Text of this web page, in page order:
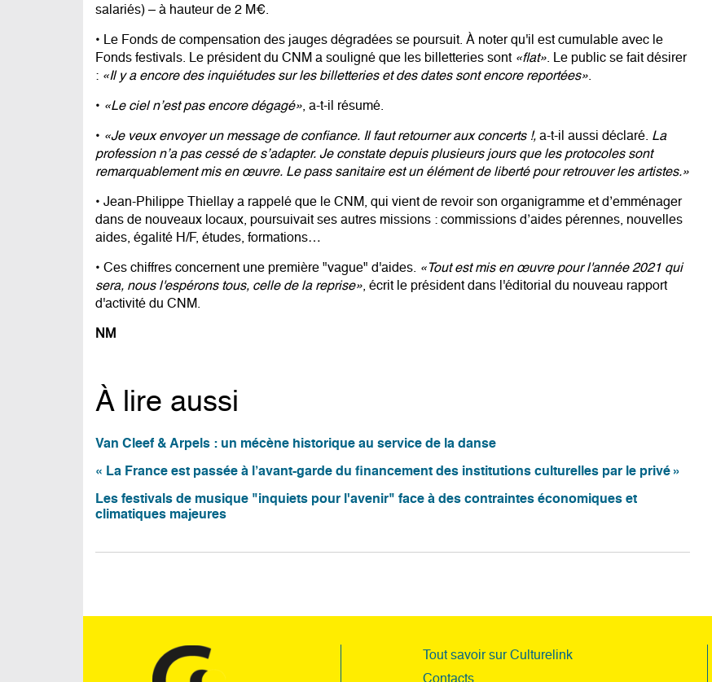
salariés) – à hauteur de 2 M€.
• Le Fonds de compensation des jauges dégradées se poursuit. À noter qu'il est cumulable avec le
Fonds festivals. Le président du CNM a souligné que les billetteries sont «flat». Le public se fait désirer
: «Il y a encore des inquiétudes sur les billetteries et des dates sont encore reportées».
• «Le ciel n’est pas encore dégagé», a-t-il résumé.
• «Je veux envoyer un message de confiance. Il faut retourner aux concerts !, a-t-il aussi déclaré. La
profession n’a pas cessé de s’adapter. Je constate depuis plusieurs jours que les protocoles sont
remarquablement mis en œuvre. Le pass sanitaire est un élément de liberté pour retrouver les artistes.»
• Jean-Philippe Thiellay a rappelé que le CNM, qui vient de revoir son organigramme et d’emménager
dans de nouveaux locaux, poursuivait ses autres missions : commissions d’aides pérennes, nouvelles
aides, égalité H/F, études, formations…
• Ces chiffres concernent une première "vague" d'aides. «Tout est mis en œuvre pour l'année 2021 qui
sera, nous l'espérons tous, celle de la reprise», écrit le président dans l'éditorial du nouveau rapport
d'activité du CNM.
NM
À lire aussi
Van Cleef & Arpels : un mécène historique au service de la danse
« La France est passée à l’avant-garde du financement des institutions culturelles par le privé »
Les festivals de musique "inquiets pour l'avenir" face à des contraintes économiques et
climatiques majeures
Tout savoir sur Culturelink